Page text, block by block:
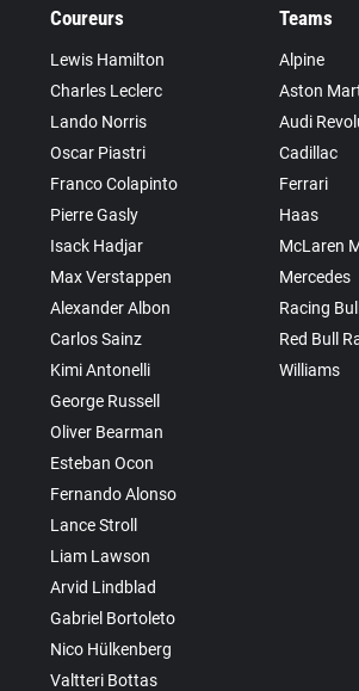
Coureurs
Lewis Hamilton
Charles Leclerc
Lando Norris
Oscar Piastri
Franco Colapinto
Pierre Gasly
Isack Hadjar
Max Verstappen
Alexander Albon
Carlos Sainz
Kimi Antonelli
George Russell
Oliver Bearman
Esteban Ocon
Fernando Alonso
Lance Stroll
Liam Lawson
Arvid Lindblad
Gabriel Bortoleto
Nico Hülkenberg
Valtteri Bottas
Teams
Alpine
Aston
Audi
Cadillac
Ferrari
Haas
McLaren
Mercedes
Racing
Red Bull
Williams